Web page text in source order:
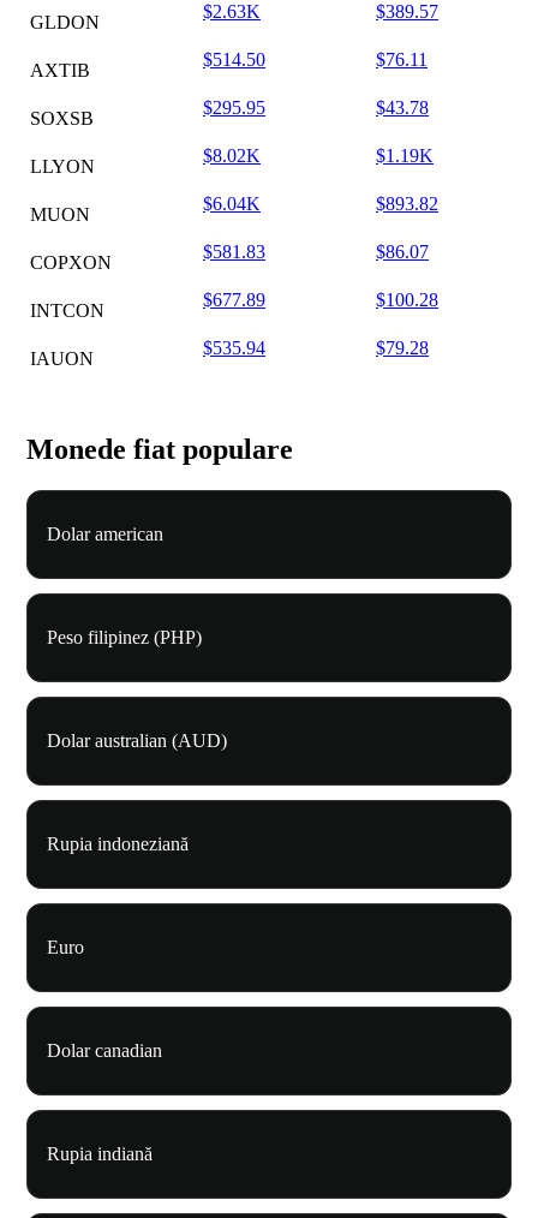
GLDON
$2.63K $389.57
AXTIB
$514.50 $76.11
SOXSB
$295.95 $43.78
LLYON
$8.02K $1.19K
MUON
$6.04K $893.82
COPXON
$581.83 $86.07
INTCON
$677.89 $100.28
IAUON
$535.94 $79.28
Monede fiat populare
Dolar american
Peso filipinez (PHP)
Dolar australian (AUD)
Rupia indoneziană
Euro
Dolar canadian
Rupia indiană